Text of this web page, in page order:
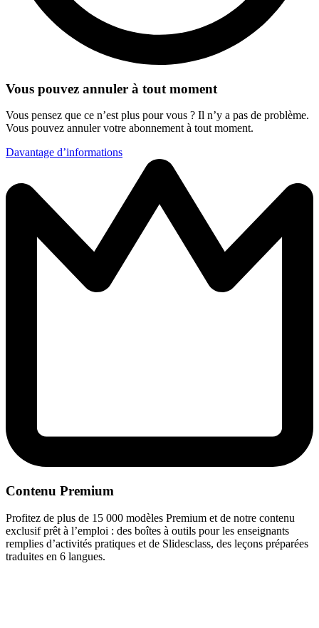
Vous pouvez annuler à tout moment
Vous pensez que ce n’est plus pour vous ? Il n’y a pas de problème.
Vous pouvez annuler votre abonnement à tout moment.
Davantage d’informations
Contenu Premium
Profitez de plus de 15 000 modèles Premium et de notre contenu
exclusif prêt à l’emploi : des boîtes à outils pour les enseignants
remplies d’activités pratiques et de Slidesclass, des leçons préparées
traduites en 6 langues.